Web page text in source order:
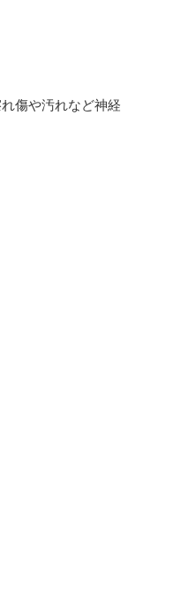
傷や汚れなど神経